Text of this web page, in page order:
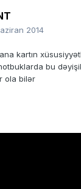
2014
kartın
notbuklarda bu
ola bilər